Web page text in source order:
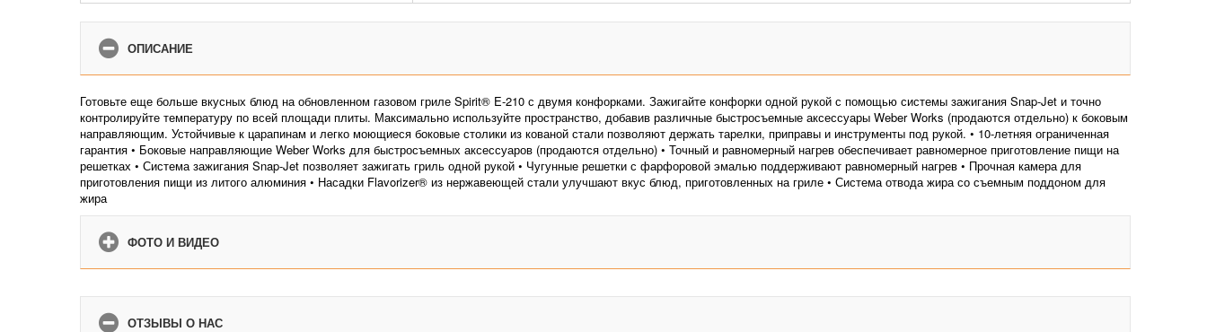
ОПИСАНИЕ
Готовьте еще больше вкусных блюд на обновленном газовом гриле Spirit® E-210 с двумя конфорками. Зажигайте конфорки одной рукой с помощью системы зажигания Snap-Jet и точно
контролируйте температуру по всей площади плиты. Максимально используйте пространство, добавив различные быстросъемные аксессуары Weber Works (продаются отдельно) к боковым
направляющим. Устойчивые к царапинам и легко моющиеся боковые столики из кованой стали позволяют держать тарелки, приправы и инструменты под рукой. • 10-летняя ограниченная
гарантия • Боковые направляющие Weber Works для быстросъемных аксессуаров (продаются отдельно) • Точный и равномерный нагрев обеспечивает равномерное приготовление пищи на
решетках • Система зажигания Snap-Jet позволяет зажигать гриль одной рукой • Чугунные решетки с фарфоровой эмалью поддерживают равномерный нагрев • Прочная камера для
приготовления пищи из литого алюминия • Насадки Flavorizer® из нержавеющей стали улучшают вкус блюд, приготовленных на гриле • Система отвода жира со съемным поддоном для
жира
ФОТО И ВИДЕО
ОТЗЫВЫ О НАС